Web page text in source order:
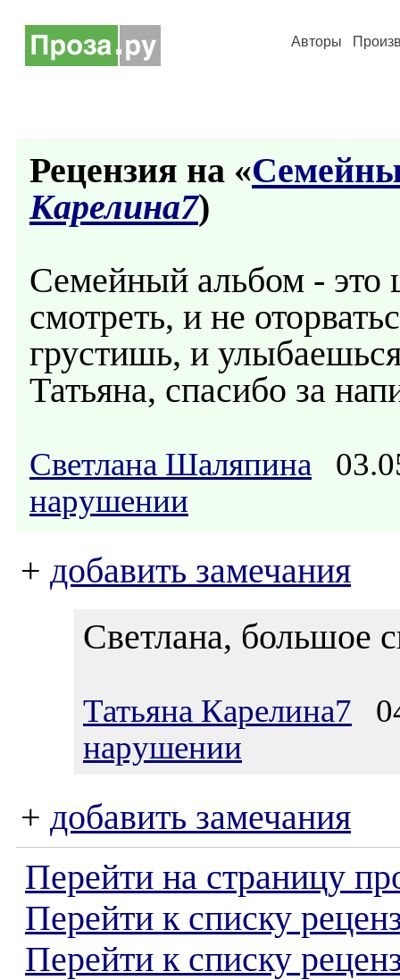
Авторы
Рецензия на «
Карелина7)
Семейный альбом - это
смотреть, и не
грустишь, и
Татьяна, спасибо за
Светлана Шаляпина
нарушении
+ добавить замечания
Светлана, большое
Татьяна Карелина7
нарушении
+ добавить замечания
Перейти на страницу
Перейти к списку
Перейти к списку